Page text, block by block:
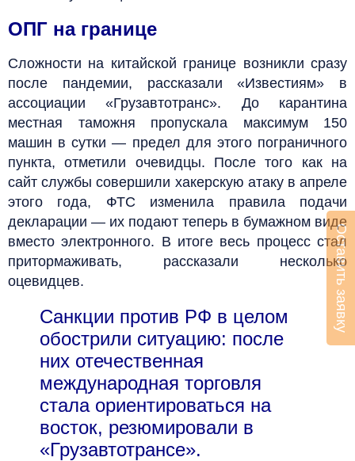
ОПГ на границе
Сложности на китайской границе возникли сразу
после пандемии, рассказали «Известиям» в
ассоциации «Грузавтотранс». До карантина
местная таможня пропускала максимум 150
машин в сутки — предел для этого пограничного
пункта, отметили очевидцы. После того как на
сайт службы совершили хакерскую атаку в апреле
этого года, ФТС изменила правила подачи
декларации — их подают теперь в бумажном виде
вместо электронного. В итоге весь процесс стал
притормаживать, рассказали несколько
оцевидцев.
Санкции против РФ в целом
обострили ситуацию: после
них отечественная
международная торговля
стала ориентироваться на
восток, резюмировали в
«Грузавтотрансе».
Оставить заявку